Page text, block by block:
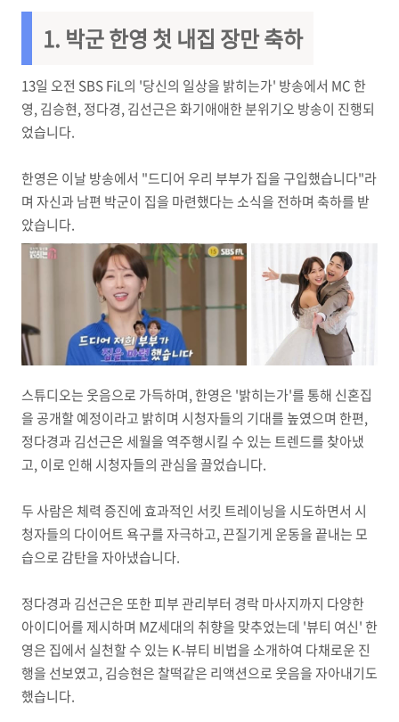
1. 박군 한영 첫 내집 장만 축하
13일 오전 SBS FiL의 '당신의 일상을 밝히는가' 방송에서 MC 한
영, 김승현, 정다경, 김선근은 화기애애한 분위기오 방송이 진행되
었습니다.
한영은 이날 방송에서 "드디어 우리 부부가 집을 구입했습니다"라
며 자신과 남편 박군이 집을 마련했다는 소식을 전하며 축하를 받
았습니다.
스튜디오는 웃음으로 가득하며, 한영은 '밝히는가'를 통해 신혼집
을 공개할 예정이라고 밝히며 시청자들의 기대를 높였으며 한편,
정다경과 김선근은 세월을 역주행시킬 수 있는 트렌드를 찾아냈
고, 이로 인해 시청자들의 관심을 끌었습니다.
두 사람은 체력 증진에 효과적인 서킷 트레이닝을 시도하면서 시
청자들의 다이어트 욕구를 자극하고, 끈질기게 운동을 끝내는 모
습으로 감탄을 자아냈습니다.
정다경과 김선근은 또한 피부 관리부터 경락 마사지까지 다양한
아이디어를 제시하며 MZ세대의 취향을 맞추었는데 '뷰티 여신' 한
영은 집에서 실천할 수 있는 K-뷰티 비법을 소개하여 다채로운 진
행을 선보였고, 김승현은 찰떡같은 리액션으로 웃음을 자아내기도
했습니다.